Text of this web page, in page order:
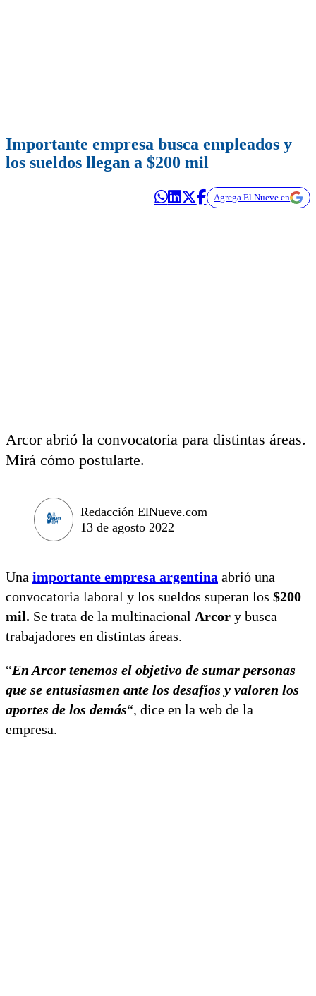
Importante empresa busca empleados y
los sueldos llegan a $200 mil
Agrega El Nueve en
Arcor abrió la convocatoria para distintas áreas.
Mirá cómo postularte.
Redacción ElNueve.com
13 de agosto 2022
Una importante empresa argentina abrió una
convocatoria laboral y los sueldos superan los $200
mil. Se trata de la multinacional Arcor y busca
trabajadores en distintas áreas.
“En Arcor tenemos el objetivo de sumar personas
que se entusiasmen ante los desafíos y valoren los
aportes de los demás“, dice en la web de la
empresa.